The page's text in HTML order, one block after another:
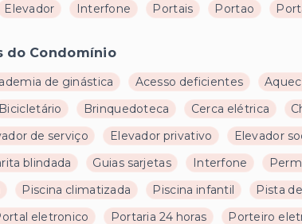
Elevador Interfone Portais Portao
do Condomínio
de ginástica Acesso deficientes
Bicicletário Brinquedoteca Cerca elétrica
de serviço Elevador privativo Elevador
blindada Guias sarjetas Interfone
Piscina climatizada Piscina infantil Pista
eletronico Portaria 24 horas Porteiro